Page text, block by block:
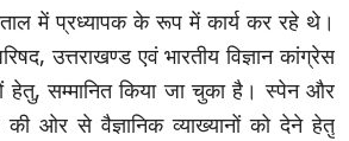
में प्रध्यापक के रूप में कार्य कर रहे थे।
उत्तराखण्ड एवं भारतीय विज्ञान कांग्रेस
हेतु, सम्मानित किया जा चुका है। स्पेन और
की ओर से वैज्ञानिक व्याख्यानों को देने हेतु